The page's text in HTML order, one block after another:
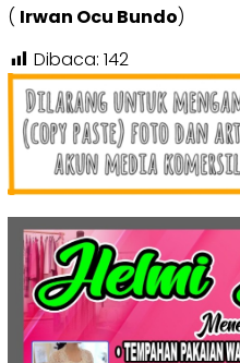
( Irwan Ocu Bundo)
Dibaca: 142